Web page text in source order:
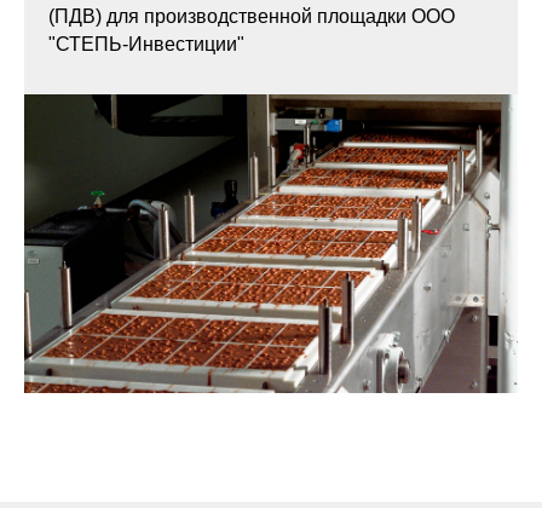
(ПДВ) для производственной площадки ООО
"СТЕПЬ-Инвестиции"